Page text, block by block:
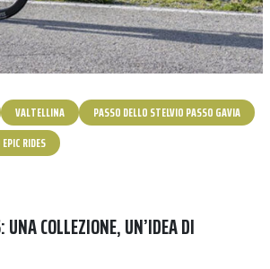
VALTELLINA
PASSO DELLO STELVIO PASSO GAVIA
RIDES
UNA COLLEZIONE, UN’IDEA DI